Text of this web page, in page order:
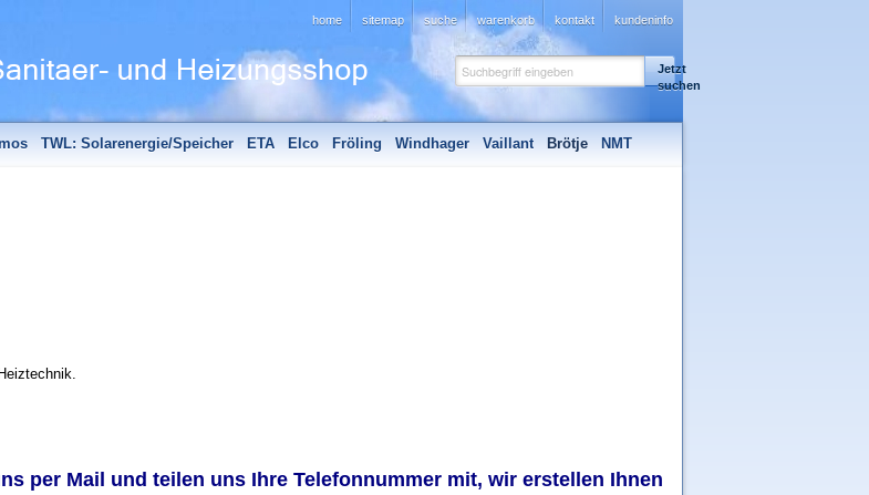
home sitemap suche warenkorb kontakt kundeninfo
TWL: Solarenergie/Speicher ETA Elco Fröling Windhager Vaillant Brötje
NMT
Jetzt
suchen
per Mail und teilen uns Ihre Telefonnummer mit, wir erstellen Ihnen